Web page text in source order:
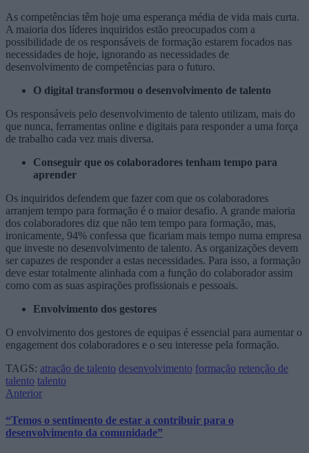
As competências têm hoje uma esperança média de vida mais curta.
A maioria dos líderes inquiridos estão preocupados com a
possibilidade de os responsáveis de formação estarem focados nas
necessidades de hoje, ignorando as necessidades de
desenvolvimento de competências para o futuro.
O digital transformou o desenvolvimento de talento
Os responsáveis pelo desenvolvimento de talento utilizam, mais do
que nunca, ferramentas online e digitais para responder a uma força
de trabalho cada vez mais diversa.
Conseguir que os colaboradores tenham tempo para
aprender
Os inquiridos defendem que fazer com que os colaboradores
arranjem tempo para formação é o maior desafio. A grande maioria
dos colaboradores diz que não tem tempo para formação, mas,
ironicamente, 94% confessa que ficariam mais tempo numa empresa
que investe no desenvolvimento de talento. As organizações devem
ser capazes de responder a estas necessidades. Para isso, a formação
deve estar totalmente alinhada com a função do colaborador assim
como com as suas aspirações profissionais e pessoais.
Envolvimento dos gestores
O envolvimento dos gestores de equipas é essencial para aumentar o
engagement dos colaboradores e o seu interesse pela formação.
TAGS: atração de talento desenvolvimento formação retenção de
talento talento
Anterior
“Temos o sentimento de estar a contribuir para o
desenvolvimento da comunidade”